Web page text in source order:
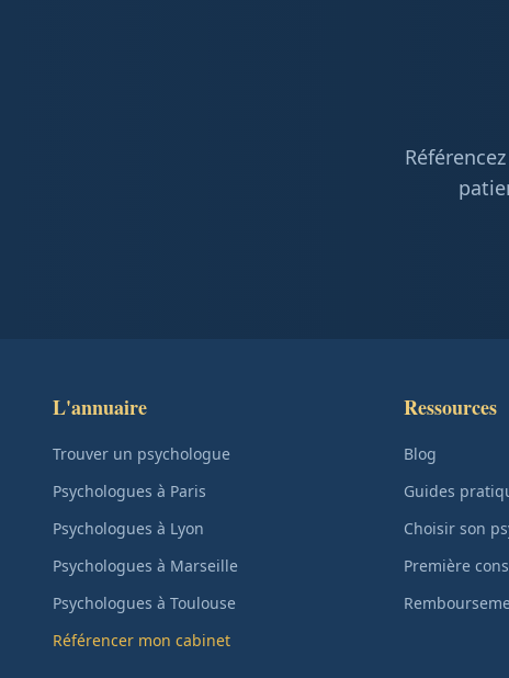
L'annuaire
Trouver un psychologue
Psychologues à Paris
Psychologues à Lyon
Psychologues à Marseille
Psychologues à Toulouse
Référencer mon cabinet
Ressources
Blog
Guides
Choisir son
Première